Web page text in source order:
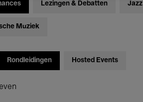
Lezingen & Debatten Jazz
Muziek
Rondleidingen Hosted Events